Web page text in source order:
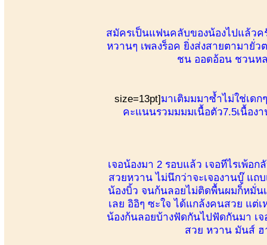
สมัครเป็นแฟนคลับของน้องไปแล้วค
หวานๆ เพลงร็อค ยิ่งส่งสายตามายั่
ชน ออดอ้อน ชวนหล
size=13pt]มาเติมมมาซ้ำไม่ใช่เด
คะแนนรวมมมมเนื้อตัว7.5เนื้อง
เจอน้องมา 2 รอบแล้ว เจอทีไรเพ้
สวยหวาน ไม่นึกว่าจะเจองานบู๊ แถ
น้องบิ้ว จนก้นลอยไม่ติดพื้นผมก็หมั่
เลย อิอิๆ ซะใจ ได้แกล้งคนสวย แต่
น้องก้นลอยบ้างฟัดกันไปฟัดกันมา เ
สวย หวาน มันส์ ฮ